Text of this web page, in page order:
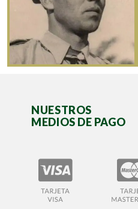
NUESTROS
MEDIOS DE PAGO